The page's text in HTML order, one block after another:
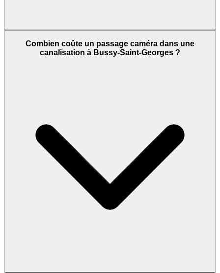
Combien coûte un passage caméra dans une
canalisation à Bussy-Saint-Georges ?